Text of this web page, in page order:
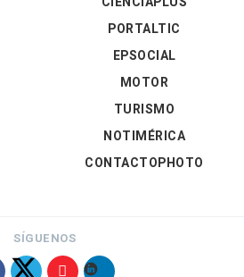
PORTALTIC
EPSOCIAL
MOTOR
TURISMO
NOTIMÉRICA
CONTACTOPHOTO
SÍGUENOS